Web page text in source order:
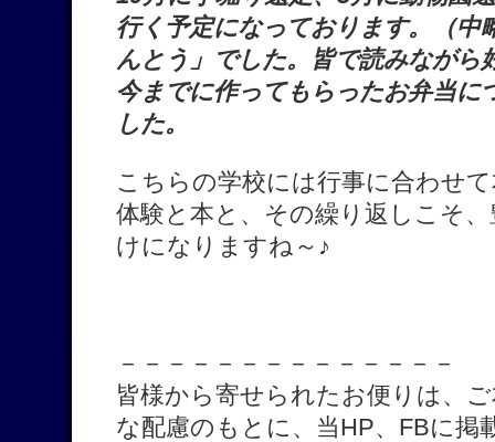
行く予定になっております。（中
んとう」でした。皆で読みながら
今までに作ってもらったお弁当に
した。
こちらの学校には行事に合わせ
体験と本と、その繰り返しこそ
けになりますね～♪
－－－－－－－－－－－－－－
皆様から寄せられたお便りは、
な配慮のもとに、当HP、FBに